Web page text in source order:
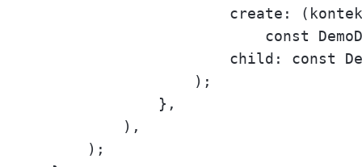
create:
const
child: const
                    );
                },
            ),
        );